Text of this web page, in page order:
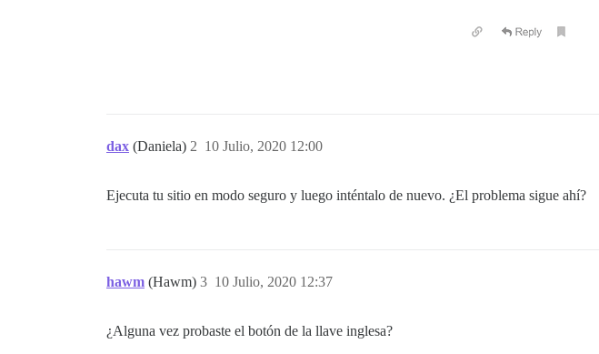
dax (Daniela) 10 Julio, 2020 12:00
2
Ejecuta tu sitio en modo seguro y luego inténtalo de nuevo. ¿El problema sigue ahí?
hawm (Hawm) 10 Julio, 2020 12:37
3
¿Alguna vez probaste el botón de la llave inglesa?